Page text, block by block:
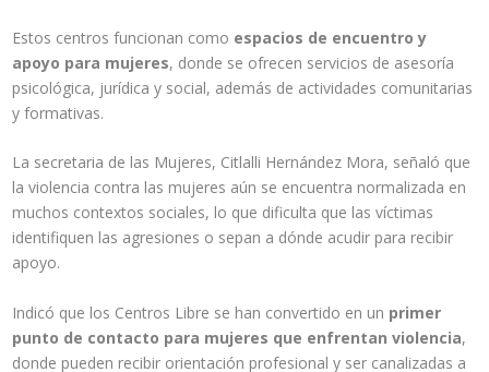
Estos centros funcionan como espacios de encuentro y
apoyo para mujeres, donde se ofrecen servicios de asesoría
psicológica, jurídica y social, además de actividades comunitarias
y formativas.
La secretaria de las Mujeres, Citlalli Hernández Mora, señaló que
la violencia contra las mujeres aún se encuentra normalizada en
muchos contextos sociales, lo que dificulta que las víctimas
identifiquen las agresiones o sepan a dónde acudir para recibir
apoyo.
Indicó que los Centros Libre se han convertido en un primer
punto de contacto para mujeres que enfrentan violencia,
donde pueden recibir orientación profesional y ser canalizadas a